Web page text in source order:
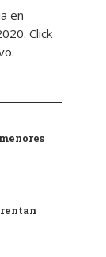
en
Click